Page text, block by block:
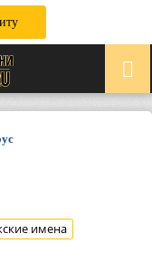
имена